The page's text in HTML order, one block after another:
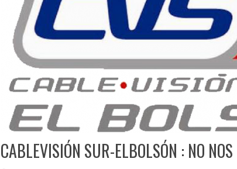
CABLEVISIÓN SUR-ELBOLSÓN : NO